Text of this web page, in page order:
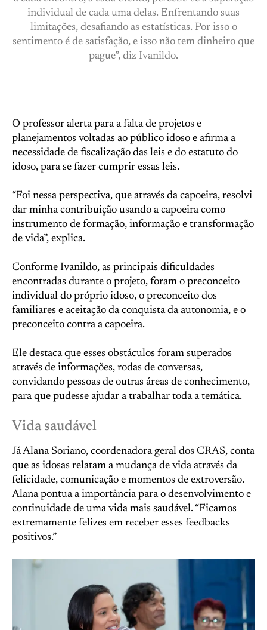
individual de cada uma delas. Enfrentando suas
limitações, desafiando as estatísticas. Por isso o
sentimento é de satisfação, e isso não tem dinheiro que
pague”, diz Ivanildo.
O professor alerta para a falta de projetos e
planejamentos voltadas ao público idoso e afirma a
necessidade de fiscalização das leis e do estatuto do
idoso, para se fazer cumprir essas leis.
“Foi nessa perspectiva, que através da capoeira, resolvi
dar minha contribuição usando a capoeira como
instrumento de formação, informação e transformação
de vida”, explica.
Conforme Ivanildo, as principais dificuldades
encontradas durante o projeto, foram o preconceito
individual do próprio idoso, o preconceito dos
familiares e aceitação da conquista da autonomia, e o
preconceito contra a capoeira.
Ele destaca que esses obstáculos foram superados
através de informações, rodas de conversas,
convidando pessoas de outras áreas de conhecimento,
para que pudesse ajudar a trabalhar toda a temática.
Vida saudável
Já Alana Soriano, coordenadora geral dos CRAS, conta
que as idosas relatam a mudança de vida através da
felicidade, comunicação e momentos de extroversão.
Alana pontua a importância para o desenvolvimento e
continuidade de uma vida mais saudável. “Ficamos
extremamente felizes em receber esses feedbacks
positivos.”